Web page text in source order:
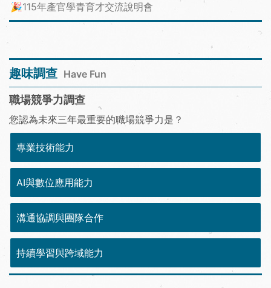
🎉115年產官學青育才交流說明會
趣味調查 Have Fun
職場競爭力調查
您認為未來三年最重要的職場競爭力是？
專業技術能力
AI與數位應用能力
溝通協調與團隊合作
持續學習與跨域能力